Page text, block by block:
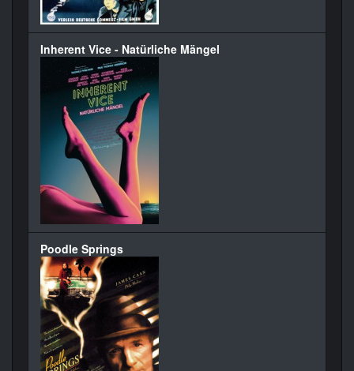
Inherent Vice - Natürliche Mängel
Poodle Springs